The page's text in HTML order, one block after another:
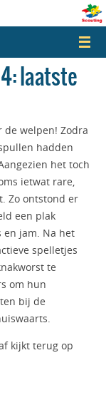
4: laatste
de welpen! Zodra
hadden
het toch
ietwat rare,
Zo ontstond er
een plak
en jam. Na het
spelletjes
te
om hun
bij de
kijkt terug op